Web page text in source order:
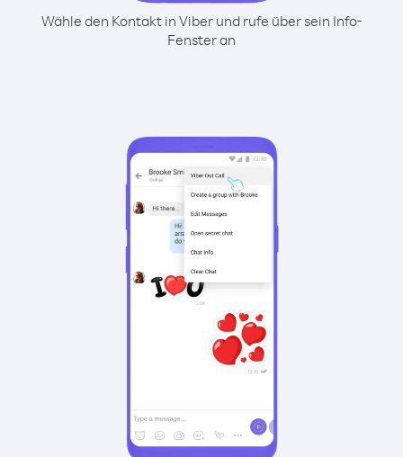
Wähle den Kontakt in Viber und rufe über sein Info-
Fenster an